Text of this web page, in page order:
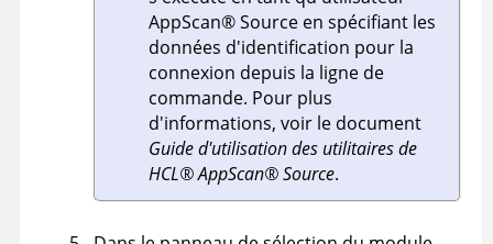
AppScan®Source en spécifiant les
données d'identification pour la
connexion depuis la ligne de
commande. Pour plus
d'informations, voir le document
Guide d'utilisation des utilitaires de
HCL®AppScan®Source.